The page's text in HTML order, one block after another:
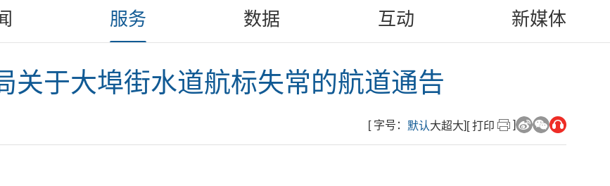
服务 数据 互动 新媒体
关于大埠街水道航标失常的航道通告
[ 字号： 默认大超大] [ 打印 ]